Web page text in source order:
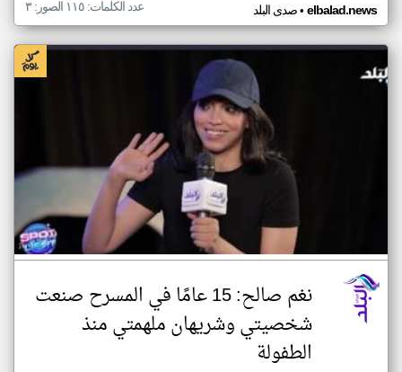
صدى البلد• elbalad.news عدد الكلمات: ١١٥ الصور: ٣
نغم صالح: 15 عامًا في المسرح صنعت
شخصيتي وشريهان ملهمتي منذ
الطفولة